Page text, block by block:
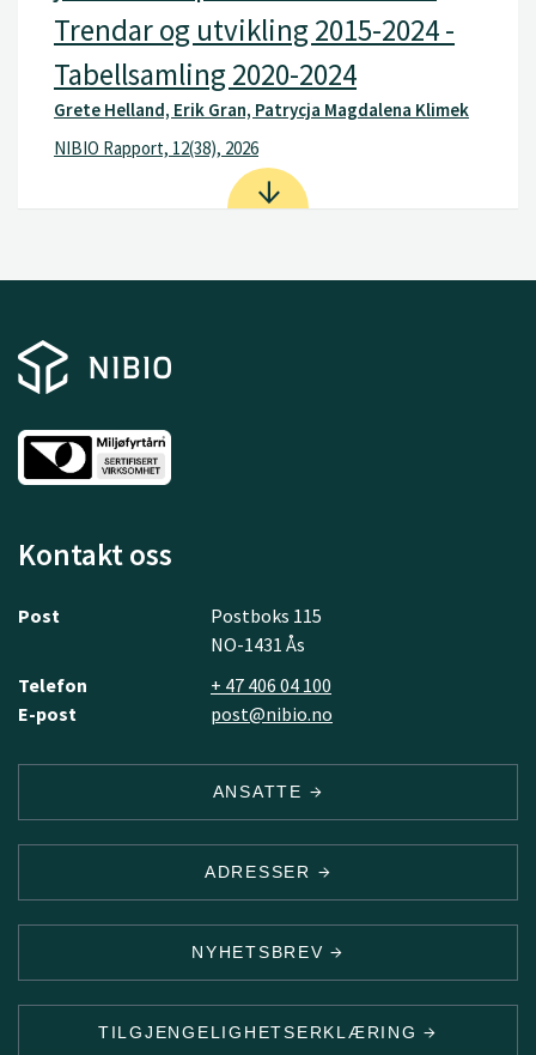
Trendar og utvikling 2015-2024 -
Tabellsamling 2020-2024
Grete Helland, Erik Gran, Patrycja Magdalena Klimek
NIBIO Rapport, 12(38), 2026
Kontakt oss
Post
Postboks 115
NO-1431 Ås
Telefon
+ 47 406 04 100
E-post
post@nibio.no
ANSATTE
ADRESSER
NYHETSBREV
TILGJENGELIGHETSERKLÆRING